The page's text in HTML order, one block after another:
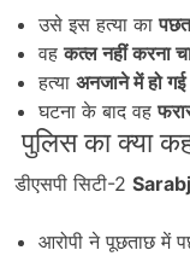
उसे इस हत्या का
वहकत्ल नहीं करना
हत्या अनजाने में हो गई
घटना के बाद वह
पुलिस का क्या
डीएसपी सिटी-2
आरोपी ने पूछताछ में